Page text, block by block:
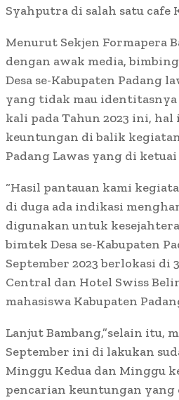
Syahputra di salah satu cafe
Menurut Sekjen Formapera
dengan awak media,
Desa se-Kabupaten Padang
yang tidak mau
kali pada Tahun 2023 ini,
keuntungan di balik
Padang Lawas yang di
“Hasil pantauan kami
di duga ada indikasi
digunakan untuk
bimtek Desa se-Kabupaten
September 2023 berlokasi di
Central dan Hotel Swiss
mahasiswa Kabupaten
Lanjut Bambang,”selain itu,
September ini di lakukan
Minggu Kedua dan Minggu
pencarian keuntungan